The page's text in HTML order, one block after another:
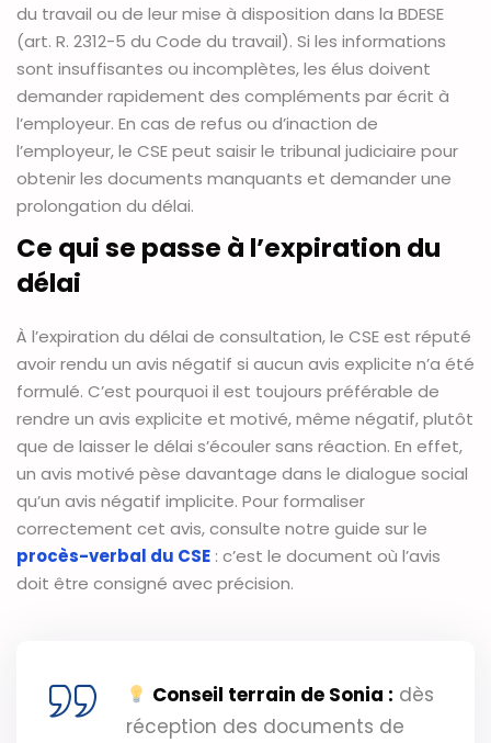
du travail ou de leur mise à disposition dans la BDESE
(art. R. 2312-5 du Code du travail). Si les informations
sont insuffisantes ou incomplètes, les élus doivent
demander rapidement des compléments par écrit à
l’employeur. En cas de refus ou d’inaction de
l’employeur, le CSE peut saisir le tribunal judiciaire pour
obtenir les documents manquants et demander une
prolongation du délai.
Ce qui se passe à l’expiration du
délai
À l’expiration du délai de consultation, le CSE est réputé
avoir rendu un avis négatif si aucun avis explicite n’a été
formulé. C’est pourquoi il est toujours préférable de
rendre un avis explicite et motivé, même négatif, plutôt
que de laisser le délai s’écouler sans réaction. En effet,
un avis motivé pèse davantage dans le dialogue social
qu’un avis négatif implicite. Pour formaliser
correctement cet avis, consulte notre guide sur le
procès-verbal du CSE : c’est le document où l’avis
doit être consigné avec précision.
Conseil terrain de Sonia : dès
réception des documents de